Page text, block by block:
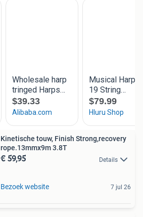
Kinetische touw, Finish Strong,recovery
rope.13mmx9m 3.8T
€ 59,95 Details
Bezoek website 7 jul 26